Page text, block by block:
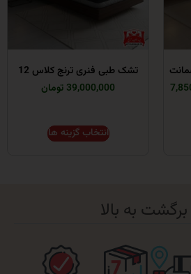
تشک طبی فنری ترنج کلاس 12
39,000,000 تومان
انتخاب گزینه ها
بالا